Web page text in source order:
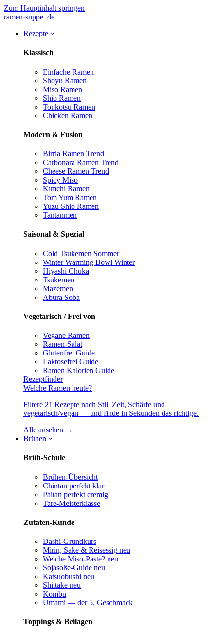
Zum Hauptinhalt springen
ramen·suppe .de
Rezepte
Klassisch
Einfache Ramen
Shoyu Ramen
Miso Ramen
Shio Ramen
Tonkotsu Ramen
Chicken Ramen
Modern & Fusion
Birria Ramen Trend
Carbonara Ramen Trend
Cheese Ramen Trend
Spicy Miso
Kimchi Ramen
Tom Yum Ramen
Yuzu Shio Ramen
Tantanmen
Saisonal & Spezial
Cold Tsukemen Sommer
Winter Warming Bowl Winter
Hiyashi Chuka
Tsukemen
Mazemen
Abura Soba
Vegetarisch / Frei von
Vegane Ramen
Ramen-Salat
Glutenfrei Guide
Laktosefrei Guide
Ramen Kalorien Guide
Rezeptfinder
Welche Ramen heute?
Filtere 21 Rezepte nach Stil, Zeit, Schärfe und
vegetarisch/vegan — und finde in Sekunden das richtige.
Alle ansehen →
Brühen
Brüh-Schule
Brühen-Übersicht
Chintan perfekt klar
Paitan perfekt cremig
Tare-Meisterklasse
Zutaten-Kunde
Dashi-Grundkurs
Mirin, Sake & Reisessig neu
Welche Miso-Paste? neu
Sojasoße-Guide neu
Katsuobushi neu
Shiitake neu
Kombu
Umami — der 5. Geschmack
Toppings & Beilagen